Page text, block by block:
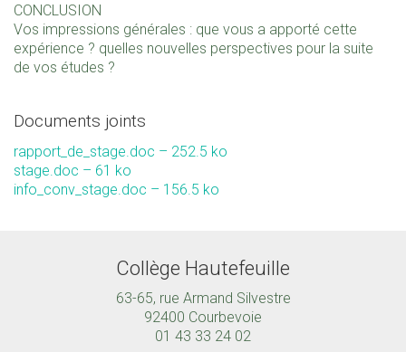
CONCLUSION
Vos impressions générales : que vous a apporté cette
expérience ? quelles nouvelles perspectives pour la suite
de vos études ?
Documents joints
rapport_de_stage.doc – 252.5 ko
stage.doc – 61 ko
info_conv_stage.doc – 156.5 ko
Collège Hautefeuille
63-65, rue Armand Silvestre
92400 Courbevoie
01 43 33 24 02